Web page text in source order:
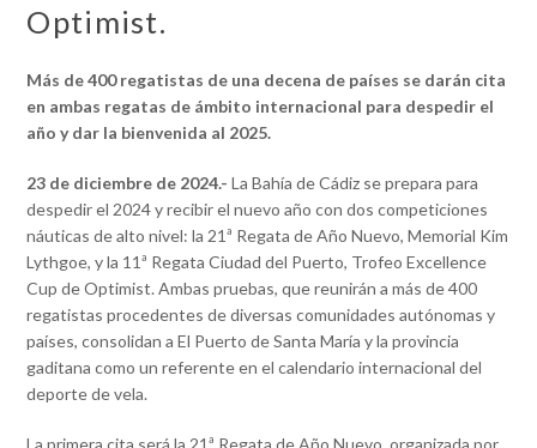
Optimist.
Más de 400 regatistas de una decena de países se darán cita
en ambas regatas de ámbito internacional para despedir el
año y dar la bienvenida al 2025.
23 de diciembre de 2024.- La Bahía de Cádiz se prepara para
despedir el 2024 y recibir el nuevo año con dos competiciones
náuticas de alto nivel: la 21ª Regata de Año Nuevo, Memorial Kim
Lythgoe, y la 11ª Regata Ciudad del Puerto, Trofeo Excellence
Cup de Optimist. Ambas pruebas, que reunirán a más de 400
regatistas procedentes de diversas comunidades autónomas y
países, consolidan a El Puerto de Santa María y la provincia
gaditana como un referente en el calendario internacional del
deporte de vela.
La primera cita será la 21ª Regata de Año Nuevo, organizada por